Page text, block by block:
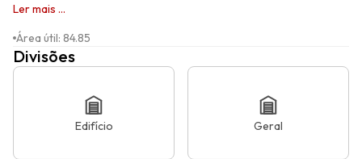
Ler mais ...
Área útil: 84.85
Divisões
Edifício Geral